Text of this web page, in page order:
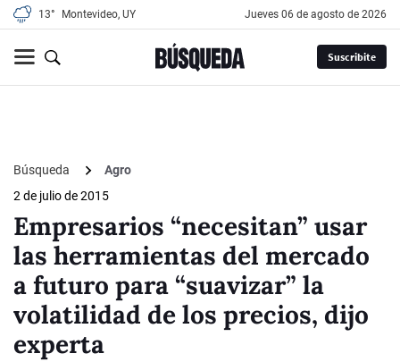
13° Montevideo, UY jueves 06 de agosto de 2026
Suscribite
Búsqueda
Agro
2 de julio de 2015
Empresarios “necesitan” usar
las herramientas del mercado
a futuro para “suavizar” la
volatilidad de los precios, dijo
experta